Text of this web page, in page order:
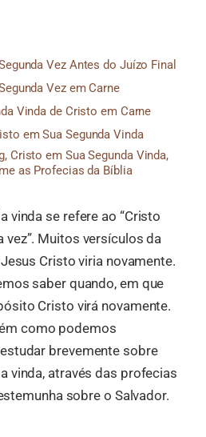
Vez Antes do Juízo Final
Vez em Carne
Vinda de Cristo em Carne
em Sua Segunda Vinda
Cristo em Sua Segunda Vinda,
as Profecias da Bíblia
vinda se refere ao “Cristo
vez”. Muitos versículos da
Cristo viria novamente.
saber quando, em que
Cristo virá novamente.
como podemos
brevemente sobre
vinda, através das profecias
sobre o Salvador.